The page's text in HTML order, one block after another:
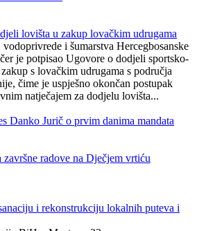
lovišta u zakup lovačkim udrugama
i šumarstva Hercegbosanske
je potpisao Ugovore o dodjeli sportsko-
s lovačkim udrugama s područja
čime je uspješno okončan postupak
natječajem za dodjelu lovišta...
Danko Jurič o prvim danima mandata
radove na Dječjem vrtiću
i rekonstrukciju lokalnih puteva i